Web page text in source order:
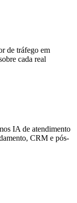
de tráfego em
cada real
IA de atendimento
CRM e pós-